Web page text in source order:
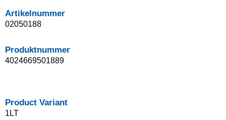
Artikelnummer
02050188
Produktnummer
4024669501889
Product Variant
1LT